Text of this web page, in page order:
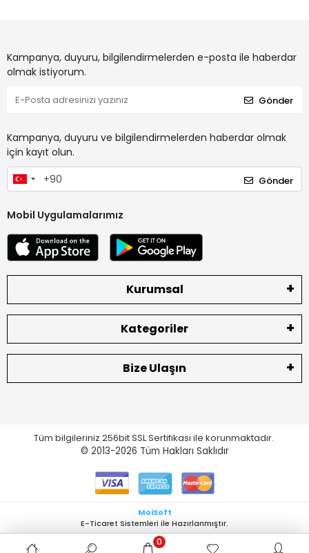
Kampanya, duyuru, bilgilendirmelerden e-posta ile haberdar
olmak istiyorum.
Gönder
Kampanya, duyuru ve bilgilendirmelerden haberdar olmak
için kayıt olun.
Gönder
Mobil Uygulamalarımız
Kurumsal
Kategoriler
Bize Ulaşın
Tüm bilgileriniz 256bit SSL Sertifikası ile korunmaktadır.
© 2013-2026 Tüm Hakları Saklıdır
0
MoiSoft
E-Ticaret Sistemleri ile Hazırlanmıştır.